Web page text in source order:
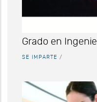
Grado en
SE IMPARTE /